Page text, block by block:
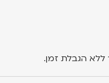
ללא הגבלת זמן.